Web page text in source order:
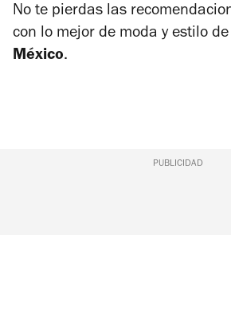
No te pierdas las
con lo mejor de moda y estilo de
México.
PUBLICIDAD